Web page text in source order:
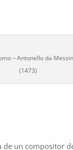
– Antonello da
(1473)
de un compositor